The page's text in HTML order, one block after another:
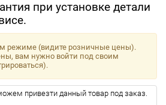
при установке детали
режиме (видите розничные цены).
вам нужно войти под своим
привезти данный товар под заказ.